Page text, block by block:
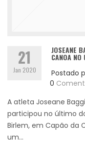
21
Jan 2020
JOSEANE
CANOA NO
Postado
0
A atleta Joseane
participou no último
Birlem, em Capão da
um...